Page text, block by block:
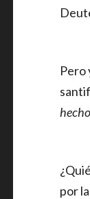
Pero
por